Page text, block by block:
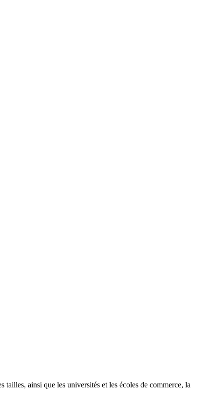
tailles, ainsi que les universités et les écoles de commerce, la